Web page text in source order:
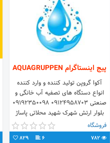
پیج اینستاگرام AQUAGRUPPEN
آکوا گروپن تولید کننده و وارد کننده
انواع دستگاه های تصفیه آب خانگی و
صنعتی 09124958703 09192350098
بلوار ارتش شهرک شهید محلاتی پاساژ
نخل
فروشگاه
782
6
829